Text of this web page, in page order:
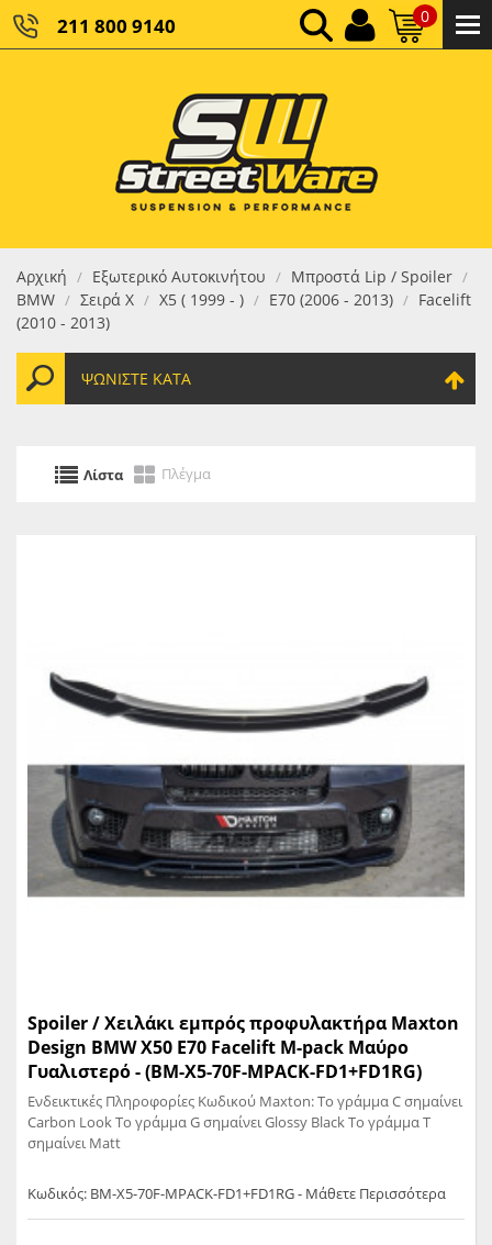
211 800 9140 0
ΚΑΘΑΡΌ ΣΎΝΟΛΟ:
ΤΕΛΙΚΌ ΣΎΝΟΛΟ:0,00 €
Αρχική / Εξωτερικό Αυτοκινήτου / Μπροστά Lip / Spoiler /
BMW / Σειρά X / X5 ( 1999 - ) / E70 (2006 - 2013) / Facelift
(2010 - 2013)
ΨΩΝΊΣΤΕ ΚΑΤΆ
Λίστα Πλέγμα
Spoiler / Χειλάκι εμπρός προφυλακτήρα Maxton
Design BMW X50 E70 Facelift M-pack Μαύρο
Γυαλιστερό - (BM-X5-70F-MPACK-FD1+FD1RG)
Ενδεικτικές Πληροφορίες Κωδικού Maxton: Το γράμμα C σημαίνει
Carbon Look Το γράμμα G σημαίνει Glossy Black Το γράμμα T
σημαίνει Matt
Κωδικός: BM-X5-70F-MPACK-FD1+FD1RG - Μάθετε Περισσότερα